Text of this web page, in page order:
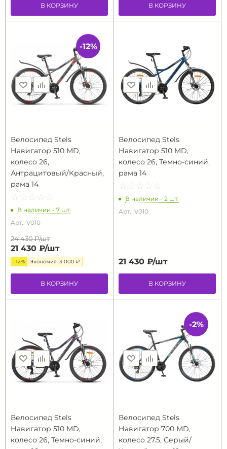
В КОРЗИНУ В КОРЗИНУ
Велосипед Stels
Навигатор 510 MD,
колесо 26,
Антрацитовый/Красный,
рама 14
☆ ☆ ☆ ☆ ☆
★ ★ ★ ★ ★
В наличии - 7 шт.
Арт.: V010
24 430 ₽/шт
21 430 ₽/шт
-12% Экономия 3 000 ₽
В КОРЗИНУ
-12%
Велосипед Stels
Навигатор 510 MD,
колесо 26, Темно-синий,
рама 14
☆ ☆ ☆ ☆ ☆
★ ★ ★ ★ ★
В наличии - 2 шт.
Арт.: V010
21 430 ₽/шт
В КОРЗИНУ
Велосипед Stels
Навигатор 510 MD,
колесо 26, Темно-синий,
Велосипед Stels
Навигатор 700 MD,
колесо 27.5, Серый/
-2%